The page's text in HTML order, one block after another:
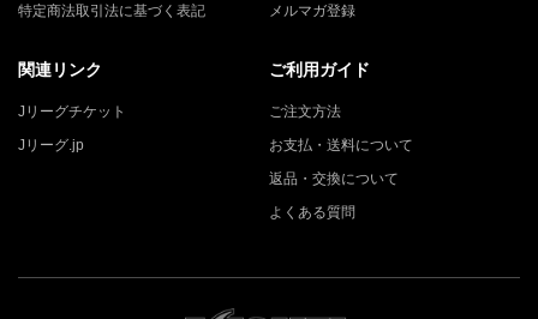
特定商法取引法に基づく表記
メルマガ登録
関連リンク
Jリーグチケット
Jリーグ.jp
ご利用ガイド
ご注文方法
お支払・送料について
返品・交換について
よくある質問